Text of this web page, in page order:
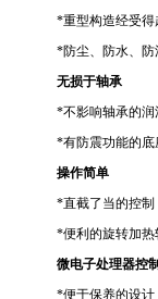
*重型构造经受
*防尘、防水、
无损于轴承
*不影响轴承的润
*有防震功能的
操作简单
*直截了当的控制
*便利的旋转加热
微电子处理器控
*便于保养的设计